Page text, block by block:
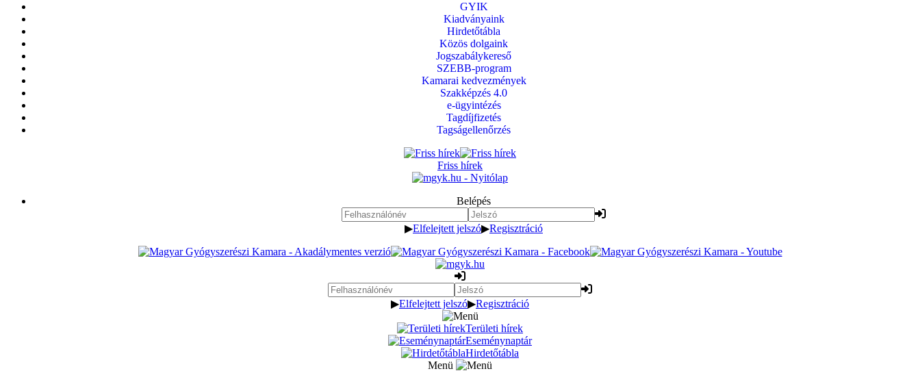
GYIK
Kiadványaink
Hirdetőtábla
Közös dolgaink
Jogszabálykereső
SZEBB-program
Kamarai kedvezmények
Szakképzés 4.0
e-ügyintézés
Tagdíjfizetés
Tagságellenőrzés
Friss hírek
Belépés
▶Elfelejtett jelszó▶Regisztráció
▶Elfelejtett jelszó▶Regisztráció
Területi hírek
Eseménynaptár
Hirdetőtábla
Menü